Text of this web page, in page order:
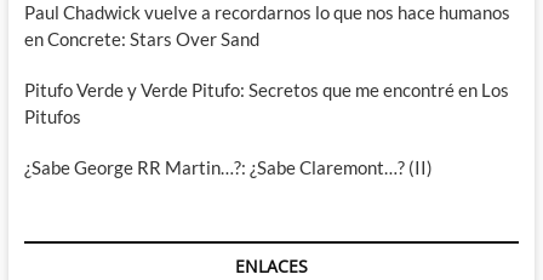
Paul Chadwick vuelve a recordarnos lo que nos hace humanos
en Concrete: Stars Over Sand
Pitufo Verde y Verde Pitufo: Secretos que me encontré en Los
Pitufos
¿Sabe George RR Martin…?: ¿Sabe Claremont…? (II)
ENLACES